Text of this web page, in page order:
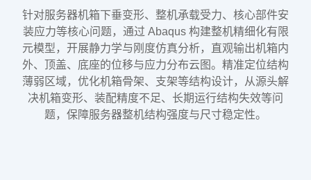
针对服务器机箱下垂变形、整机承载受力、核心部件安
装应力等核心问题，通过 Abaqus 构建整机精细化有限
元模型，开展静力学与刚度仿真分析，直观输出机箱内
外、顶盖、底座的位移与应力分布云图。精准定位结构
薄弱区域，优化机箱骨架、支架等结构设计，从源头解
决机箱变形、装配精度不足、长期运行结构失效等问
题，保障服务器整机结构强度与尺寸稳定性。